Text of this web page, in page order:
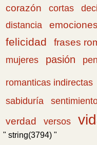
corazón
cortas
distancia emociones
felicidad frases
mujeres
pasión
romanticas indirectas
sabiduría
verdad
versos
" string(3794) "